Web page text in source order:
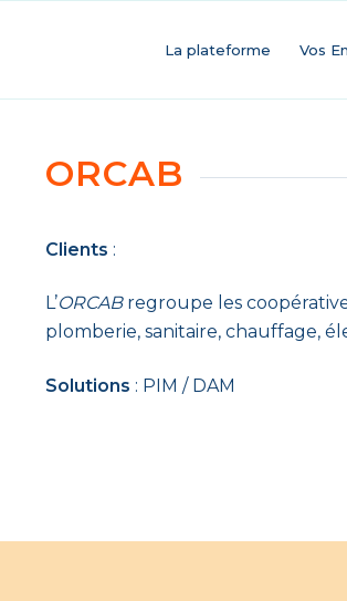
La plateforme Vos
ORCAB
Clients :
L’ORCABregroupe les
plomberie, sanitaire, chauffage,
Solutions : PIM / DAM